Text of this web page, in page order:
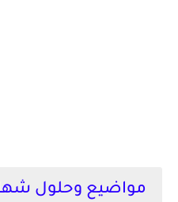
مواضيع وحلول